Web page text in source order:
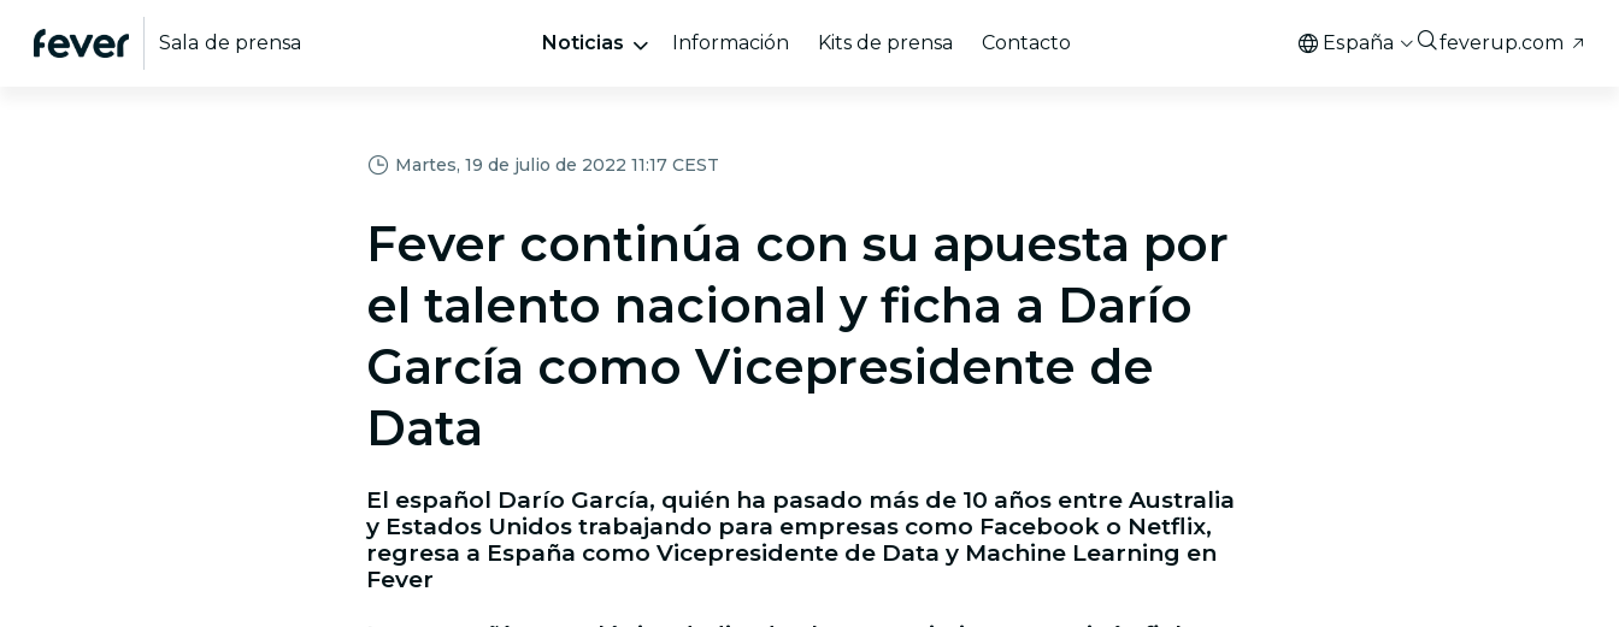
Sala de prensa Noticias Información Kits de prensa Contacto España feverup.com
Martes, 19 de julio de 2022 11:17 CEST
Fever continúa con su apuesta por
el talento nacional y ficha a Darío
García como Vicepresidente de
Data
El español Darío García, quién ha pasado más de 10 años entre Australia
y Estados Unidos trabajando para empresas como Facebook o Netflix,
regresa a España como Vicepresidente de Data y Machine Learning en
Fever